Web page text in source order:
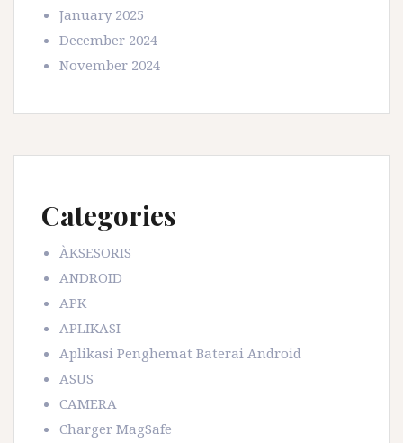
January 2025
December 2024
November 2024
Categories
ÀKSESORIS
ANDROID
APK
APLIKASI
Aplikasi Penghemat Baterai Android
ASUS
CAMERA
Charger MagSafe